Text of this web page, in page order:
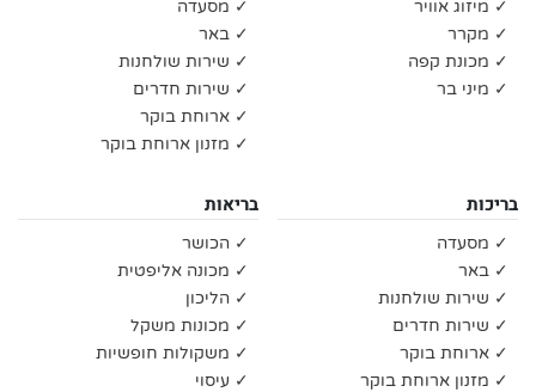
✓ מיזוג אוויר
✓ מקרר
✓ מכונת קפה
✓ מיני בר
✓ מסעדה
✓ באר
✓ שירות שולחנות
✓ שירות חדרים
✓ ארוחת בוקר
✓ מזנון ארוחת בוקר
בריכות
✓ מסעדה
✓ באר
✓ שירות שולחנות
✓ שירות חדרים
✓ ארוחת בוקר
✓ מזנון ארוחת בוקר
בריאות
✓ הכושר
✓ מכונה אליפטית
✓ הליכון
✓ מכונות משקל
✓ משקולות חופשיות
✓ עיסוי